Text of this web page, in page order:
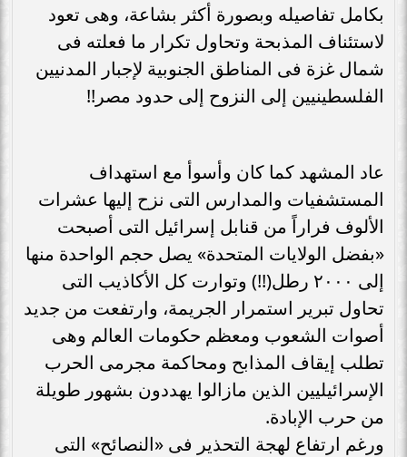
بكامل تفاصيله وبصورة أكثر بشاعة، وهى تعود
لاستئناف المذبحة وتحاول تكرار ما فعلته فى
شمال غزة فى المناطق الجنوبية لإجبار المدنيين
الفلسطينيين إلى النزوح إلى حدود مصر!!
عاد المشهد كما كان وأسوأ مع استهداف
المستشفيات والمدارس التى نزح إليها عشرات
الألوف فراراً من قنابل إسرائيل التى أصبحت
«بفضل الولايات المتحدة» يصل حجم الواحدة منها
إلى ٢٠٠٠ رطل(!!) وتوارت كل الأكاذيب التى
تحاول تبرير استمرار الجريمة، وارتفعت من جديد
أصوات الشعوب ومعظم حكومات العالم وهى
تطلب إيقاف المذابح ومحاكمة مجرمى الحرب
الإسرائيليين الذين مازالوا يهددون بشهور طويلة
من حرب الإبادة.
ورغم ارتفاع لهجة التحذير فى «النصائح» التى